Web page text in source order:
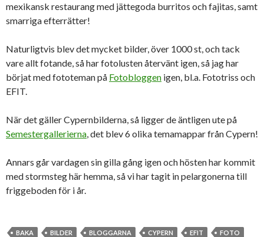
mexikansk restaurang med jättegoda burritos och fajitas, samt
smarriga efterrätter!
Naturligtvis blev det mycket bilder, över 1000 st, och tack
vare allt fotande, så har fotolusten återvänt igen, så jag har
börjat med fototeman på Fotobloggen igen, bl.a. Fototriss och
EFIT.
När det gäller Cypernbilderna, så ligger de äntligen ute på
Semestergallerierna, det blev 6 olika temamappar från Cypern!
Annars går vardagen sin gilla gång igen och hösten har kommit
med stormsteg här hemma, så vi har tagit in pelargonerna till
friggeboden för i år.
BAKA BILDER BLOGGARNA CYPERN EFIT
FOTO